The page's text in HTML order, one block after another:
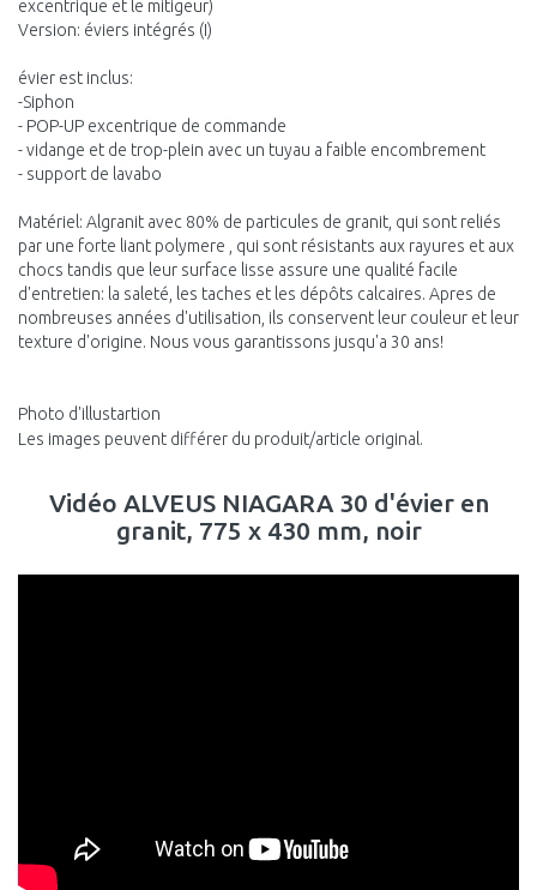
excentrique et le mitigeur)
Version: éviers intégrés (I)
évier est inclus:
-Siphon
- POP-UP excentrique de commande
- vidange et de trop-plein avec un tuyau a faible encombrement
- support de lavabo
Matériel: Algranit avec 80% de particules de granit, qui sont reliés
par une forte liant polymere , qui sont résistants aux rayures et aux
chocs tandis que leur surface lisse assure une qualité facile
d'entretien: la saleté, les taches et les dépôts calcaires. Apres de
nombreuses années d'utilisation, ils conservent leur couleur et leur
texture d'origine. Nous vous garantissons jusqu'a 30 ans!
Photo d'illustartion
Les images peuvent différer du produit/article original.
Vidéo ALVEUS NIAGARA 30 d'évier en
granit, 775 x 430 mm, noir